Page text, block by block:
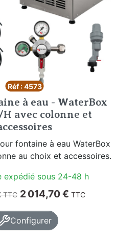
Réf : 4573
à eau - WaterBox
H avec colonne et
fontaine à eau WaterBox
au choix et accessoires.
expédié sous 24-48 h
TTC Prix
2 014,70 € TTC
Configurer